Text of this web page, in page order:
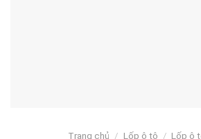
Trang chủ / Lốp ô tô / Lốp ô